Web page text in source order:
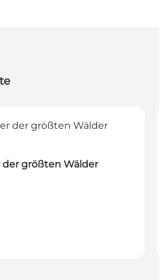
der größten Wälder